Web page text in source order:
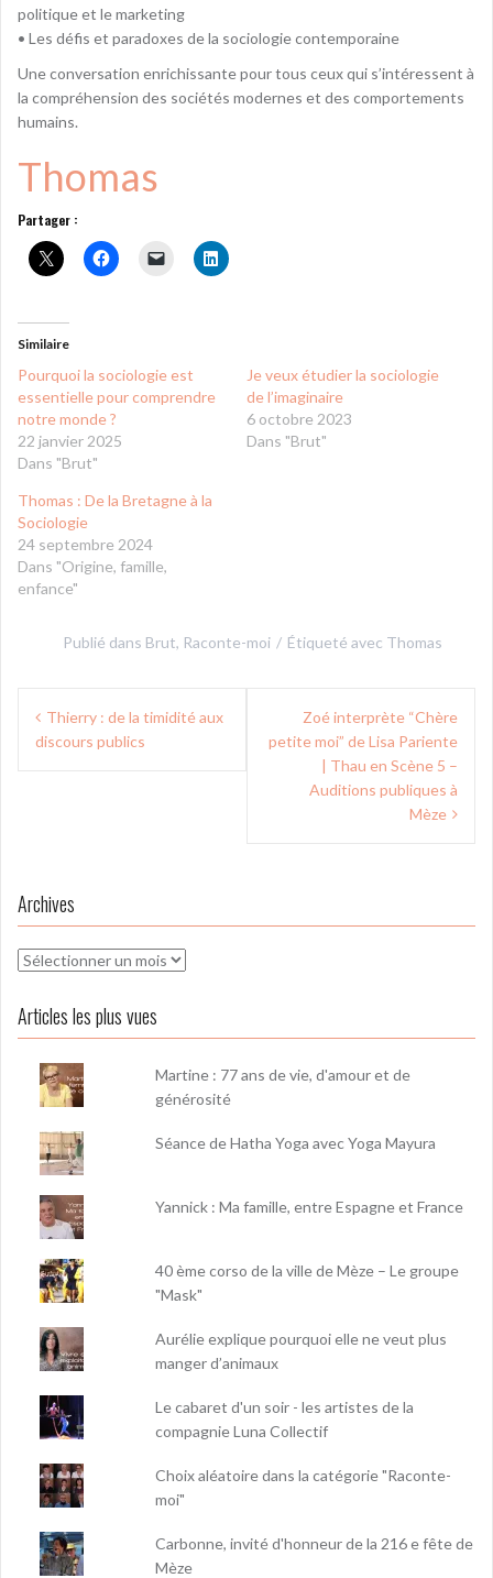
politique et le marketing
• Les défis et paradoxes de la sociologie contemporaine
Une conversation enrichissante pour tous ceux qui s’intéressent à
la compréhension des sociétés modernes et des comportements
humains.
Thomas
Partager :
Similaire
Pourquoi la sociologie est
essentielle pour comprendre
notre monde ?
22 janvier 2025
Dans "Brut"
Je veux étudier la sociologie
de l’imaginaire
6 octobre 2023
Dans "Brut"
Thomas : De la Bretagne à la
Sociologie
24 septembre 2024
Dans "Origine, famille,
enfance"
Publié dans Brut, Raconte-moi Étiqueté avec Thomas
Navigation
de Thierry : de la timidité aux
discours publics
Zoé interprète “Chère
petite moi” de Lisa Pariente
| Thau en Scène 5 –
Auditions publiques à
Mèze
Archives
Archives
Articles les plus vues
Martine : 77 ans de vie, d'amour et de
générosité
Séance de Hatha Yoga avec Yoga Mayura
Yannick : Ma famille, entre Espagne et France
40 ème corso de la ville de Mèze – Le groupe
"Mask"
Aurélie explique pourquoi elle ne veut plus
manger d’animaux
Le cabaret d'un soir - les artistes de la
compagnie Luna Collectif
Choix aléatoire dans la catégorie "Raconte-
moi"
Carbonne, invité d'honneur de la 216 e fête de
Mèze